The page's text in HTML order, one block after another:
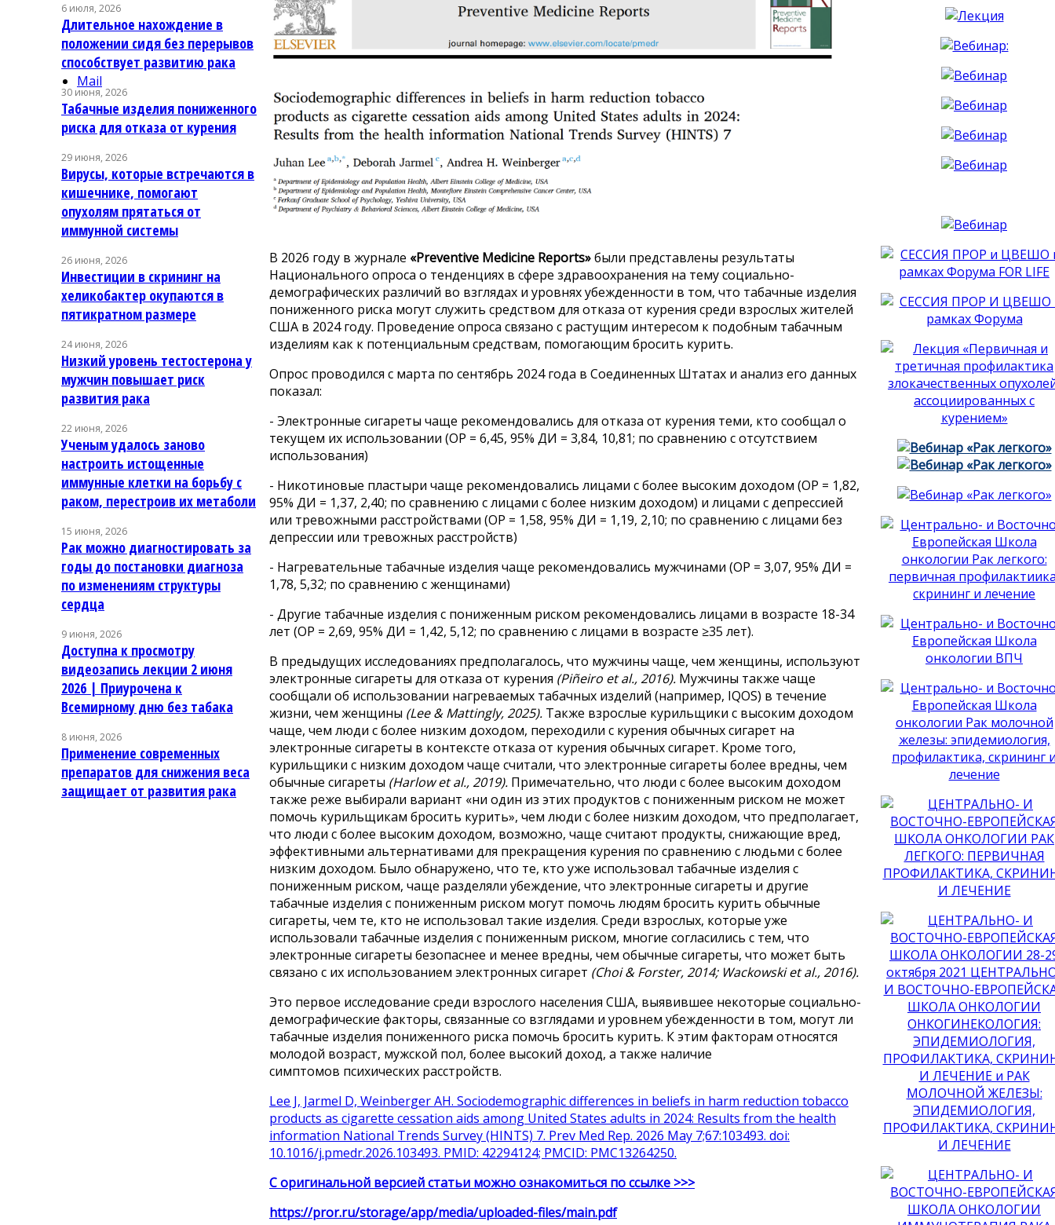
Mail
В 2026 году в журнале «Preventive Medicine Reports»были представлены результаты
Национального опроса о тенденциях в сфере здравоохранения на тему социально-
демографических различий во взглядах и уровнях убежденности в том, что табачные изделия
пониженного риска могут служить средством для отказа от курения среди взрослых жителей
США в 2024 году. Проведение опроса связано с растущим интересом к подобным табачным
изделиям как к потенциальным средствам, помогающим бросить курить.
Опрос проводился с марта по сентябрь 2024 года в Соединенных Штатах и анализ его данных
показал:
- Электронные сигареты чаще рекомендовались для отказа от курения теми, кто сообщал о
текущем их использовании (ОР = 6,45, 95% ДИ = 3,84, 10,81; по сравнению с отсутствием
использования)
- Никотиновые пластыри чаще рекомендовались лицами с более высоким доходом (ОР = 1,82,
95% ДИ = 1,37, 2,40; по сравнению с лицами с более низким доходом) и лицами с депрессией
или тревожными расстройствами (ОР = 1,58, 95% ДИ = 1,19, 2,10; по сравнению с лицами без
депрессии или тревожных расстройств)
- Нагревательные табачные изделия чаще рекомендовались мужчинами (ОР = 3,07, 95% ДИ =
1,78, 5,32; по сравнению с женщинами)
- Другие табачные изделия с пониженным риском рекомендовались лицами в возрасте 18-34
лет (ОР = 2,69, 95% ДИ = 1,42, 5,12; по сравнению с лицами в возрасте ≥35 лет).
В предыдущих исследованиях предполагалось, что мужчины чаще, чем женщины, используют
электронные сигареты для отказа от курения (Piñeiro et al., 2016). Мужчины также чаще
сообщали об использовании нагреваемых табачных изделий (например, IQOS) в течение
жизни, чем женщины (Lee & Mattingly, 2025). Также взрослые курильщики с высоким доходом
чаще, чем люди с более низким доходом, переходили с курения обычных сигарет на
электронные сигареты в контексте отказа от курения обычных сигарет. Кроме того,
курильщики с низким доходом чаще считали, что электронные сигареты более вредны, чем
обычные сигареты (Harlow et al., 2019). Примечательно, что люди с более высоким доходом
также реже выбирали вариант «ни один из этих продуктов с пониженным риском не может
помочь курильщикам бросить курить», чем люди с более низким доходом, что предполагает,
что люди с более высоким доходом, возможно, чаще считают продукты, снижающие вред,
эффективными альтернативами для прекращения курения по сравнению с людьми с более
низким доходом. Было обнаружено, что те, кто уже использовал табачные изделия с
пониженным риском, чаще разделяли убеждение, что электронные сигареты и другие
табачные изделия с пониженным риском могут помочь людям бросить курить обычные
сигареты, чем те, кто не использовал такие изделия. Среди взрослых, которые уже
использовали табачные изделия с пониженным риском, многие согласились с тем, что
электронные сигареты безопаснее и менее вредны, чем обычные сигареты, что может быть
связано с их использованием электронных сигарет (Choi & Forster, 2014; Wackowski et al., 2016).
Это первое исследование среди взрослого населения США, выявившее некоторые социально-
демографические факторы, связанные со взглядами и уровнем убежденности в том, могут ли
табачные изделия пониженного риска помочь бросить курить. К этим факторам относятся
молодой возраст, мужской пол, более высокий доход, а также наличие
симптомов психических расстройств.
Lee J, Jarmel D, Weinberger AH. Sociodemographic differences in beliefs in harm reduction tobacco
products as cigarette cessation aids among United States adults in 2024: Results from the health
information National Trends Survey (HINTS) 7. Prev Med Rep. 2026 May 7;67:103493. doi:
10.1016/j.pmedr.2026.103493. PMID: 42294124; PMCID: PMC13264250.
С оригинальной версией статьи можно ознакомиться по ссылке >>>
https://pror.ru/storage/app/media/uploaded-files/main.pdf
6 июля, 2026
Длительное нахождение в
положении сидя без перерывов
способствует развитию рака
30 июня, 2026
Табачные изделия пониженного
риска для отказа от курения
29 июня, 2026
Вирусы, которые встречаются в
кишечнике, помогают
опухолям прятаться от
иммунной системы
26 июня, 2026
Инвестиции в скрининг на
хеликобактер окупаются в
пятикратном размере
24 июня, 2026
Низкий уровень тестостерона у
мужчин повышает риск
развития рака
22 июня, 2026
Ученым удалось заново
настроить истощенные
иммунные клетки на борьбу с
раком, перестроив их метаболи
15 июня, 2026
Рак можно диагностировать за
годы до постановки диагноза
по изменениям структуры
сердца
9 июня, 2026
Доступна к просмотру
видеозапись лекции 2 июня
2026 | Приурочена к
Всемирному дню без табака
8 июня, 2026
Применение современных
препаратов для снижения веса
защищает от развития рака